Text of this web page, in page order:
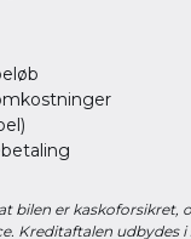
bilen er kaskoforsikret,
Kreditaftalen udbydes